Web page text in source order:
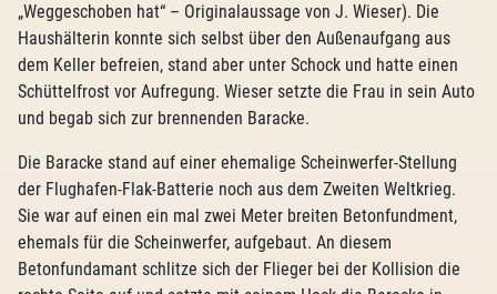
„Weggeschoben hat“ – Originalaussage von J. Wieser). Die
Haushälterin konnte sich selbst über den Außenaufgang aus
dem Keller befreien, stand aber unter Schock und hatte einen
Schüttelfrost vor Aufregung. Wieser setzte die Frau in sein Auto
und begab sich zur brennenden Baracke.
Die Baracke stand auf einer ehemalige Scheinwerfer-Stellung
der Flughafen-Flak-Batterie noch aus dem Zweiten Weltkrieg.
Sie war auf einen ein mal zwei Meter breiten Betonfundment,
ehemals für die Scheinwerfer, aufgebaut. An diesem
Betonfundamant schlitze sich der Flieger bei der Kollision die